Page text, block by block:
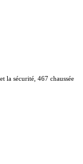
la sécurité, 467 chaussée